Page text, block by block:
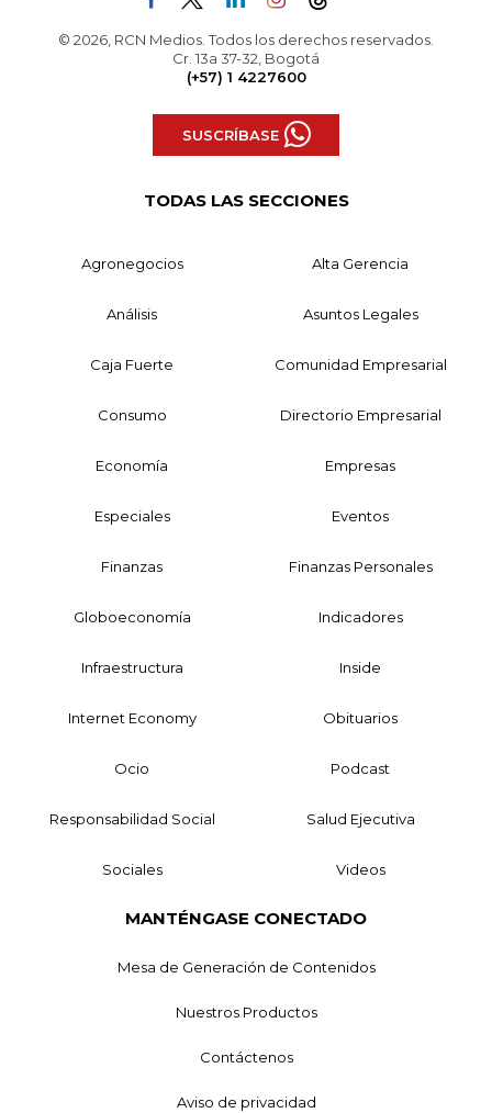
© 2026, RCN Medios. Todos los derechos reservados.
Cr. 13a 37-32, Bogotá
(+57) 1 4227600
SUSCRÍBASE
TODAS LAS SECCIONES
Agronegocios Alta Gerencia
Análisis Asuntos Legales
Caja Fuerte Comunidad Empresarial
Consumo Directorio Empresarial
Economía Empresas
Especiales Eventos
Finanzas Finanzas Personales
Globoeconomía Indicadores
Infraestructura Inside
Internet Economy Obituarios
Ocio Podcast
Responsabilidad Social Salud Ejecutiva
Sociales Videos
MANTÉNGASE CONECTADO
Mesa de Generación de Contenidos
Nuestros Productos
Contáctenos
Aviso de privacidad